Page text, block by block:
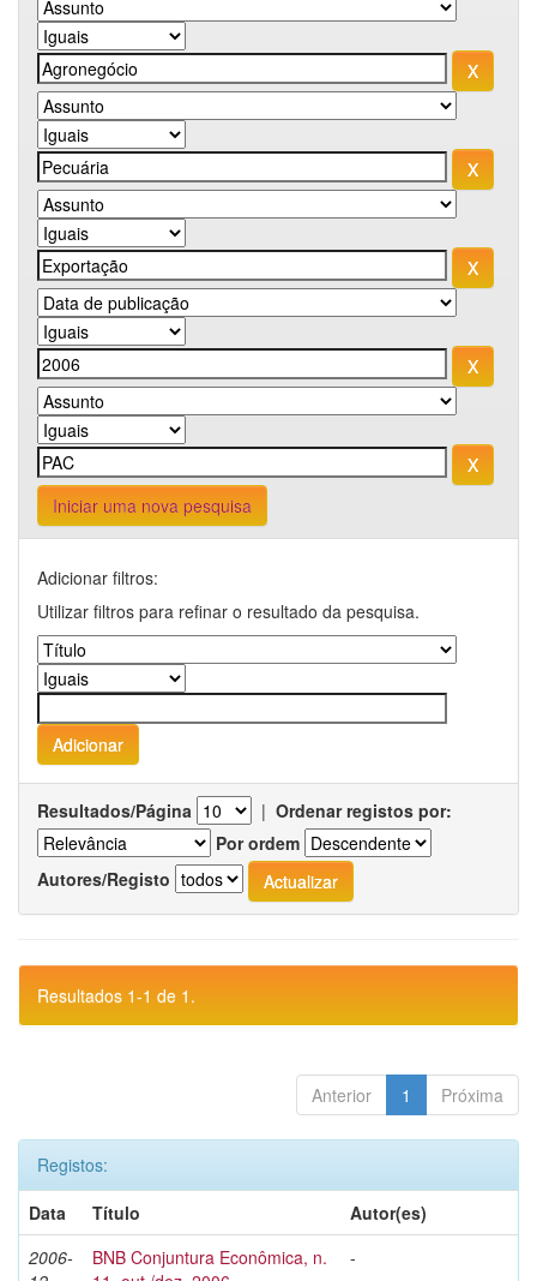
Iniciar uma nova pesquisa
Adicionar filtros:
Utilizar filtros para refinar o resultado da pesquisa.
Resultados/Página | Ordenar registos por:
Por ordem
Autores/Registo
Resultados 1-1 de 1.
Anterior 1 Próxima
Registos:
Data
Título
Autor(es)
2006-
BNB Conjuntura Econômica, n.
-